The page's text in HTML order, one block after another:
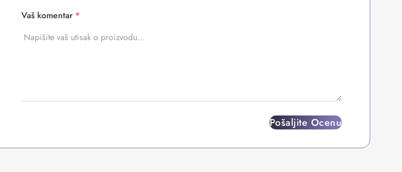
Vaš komentar *
Pošaljite Ocenu